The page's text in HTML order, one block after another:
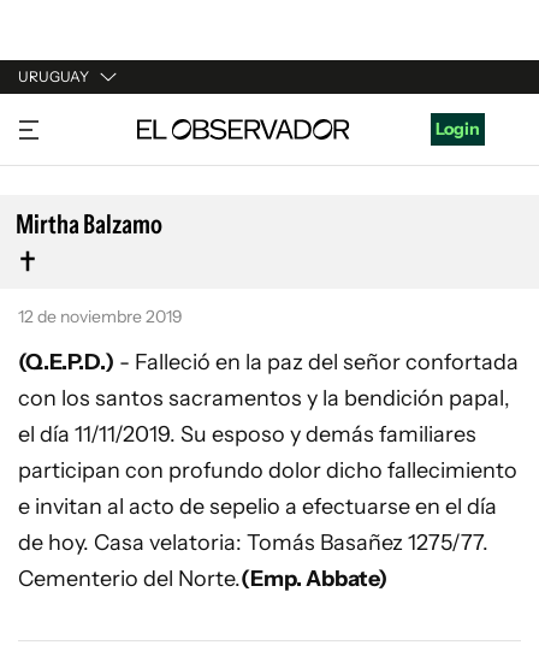
URUGUAY
URUGUAY
ARGENTINA
ESPAÑA
ESTADOS UNIDOS
Login
Mirtha Balzamo
12 de noviembre 2019
(Q.E.P.D.) - Falleció en la paz del señor confortada
con los santos sacramentos y la bendición papal,
el día 11/11/2019. Su esposo y demás familiares
participan con profundo dolor dicho fallecimiento
e invitan al acto de sepelio a efectuarse en el día
de hoy. Casa velatoria: Tomás Basañez 1275/77.
Cementerio del Norte.(Emp. Abbate)